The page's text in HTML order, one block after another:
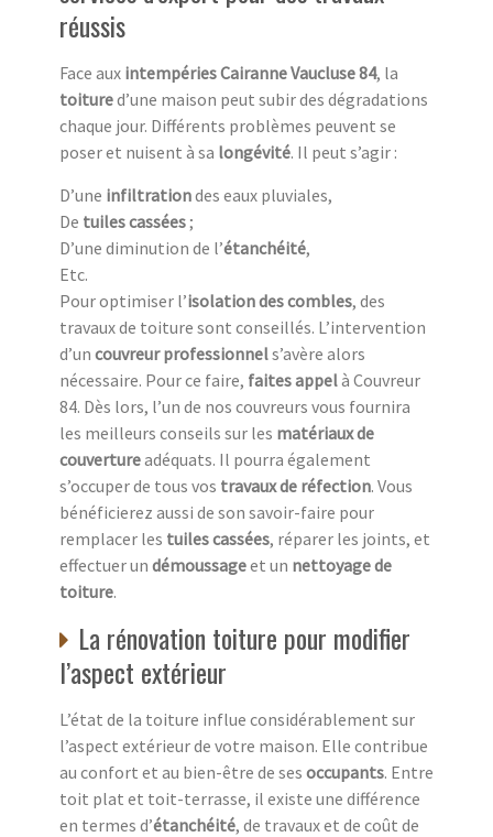
réussis
Face aux intempéries Cairanne Vaucluse 84, la
toitured’une maison peut subir des dégradations
chaque jour. Différents problèmes peuvent se
poser et nuisent à sa longévité. Il peut s’agir :
D’une infiltrationdes eaux pluviales,
De tuiles cassées ;
D’une diminution de l’étanchéité,
Etc.
Pour optimiser l’isolation des combles, des
travaux de toiture sont conseillés. L’intervention
d’un couvreur professionnels’avère alors
nécessaire. Pour ce faire, faites appelà Couvreur
84. Dès lors, l’un de nos couvreurs vous fournira
les meilleurs conseils sur les matériaux de
couvertureadéquats. Il pourra également
s’occuper de tous vos travaux de réfection. Vous
bénéficierez aussi de son savoir-faire pour
remplacer les tuiles cassées, réparer les joints, et
effectuer un démoussageet un nettoyage de
toiture.
La rénovation toiture pour modifier
l’aspect extérieur
L’état de la toiture influe considérablement sur
l’aspect extérieur de votre maison. Elle contribue
au confort et au bien-être de ses occupants. Entre
toit plat et toit-terrasse, il existe une différence
en termes d’étanchéité, de travaux et de coût de